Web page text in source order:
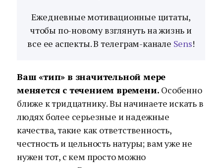
Ежедневные мотивационные цитаты,
чтобы по-новому взглянуть на жизнь и
все ее аспекты. В телеграм-канале Sens!
Ваш «тип» в значительной мере
меняется с течением времени. Особенно
ближе к тридцатнику. Вы начинаете искать в
людях более серьезные и надежные
качества, такие как ответственность,
честность и цельность натуры; вам уже не
нужен тот, с кем просто можно